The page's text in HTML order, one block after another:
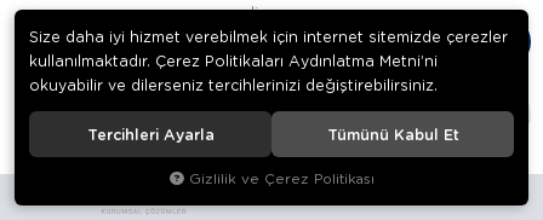
ediyorum.
Size daha iyi hizmet verebilmek için internet sitemizde çerezler
kullanılmaktadır. Çerez Politikaları Aydınlatma Metni’ni
okuyabilir ve dilerseniz tercihlerinizi değiştirebilirsiniz.
Tercihleri Ayarla Tümünü Kabul Et
Gizlilik ve Çerez Politikası